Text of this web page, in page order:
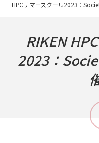
HPCサマースクール2023：
RIKEN
2023：